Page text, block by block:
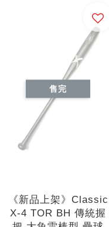
售完
《新品上架》Classic
X-4 TOR BH 傳統握